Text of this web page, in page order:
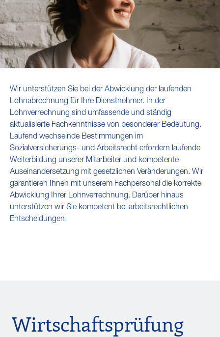
Wir unterstützen Sie bei der Abwicklung der laufenden
Lohnabrechnung für Ihre Dienstnehmer. In der
Lohnverrechnung sind umfassende und ständig
aktualisierte Fachkenntnisse von besonderer Bedeutung.
Laufend wechselnde Bestimmungen im
Sozialversicherungs- und Arbeitsrecht erfordern laufende
Weiterbildung unserer Mitarbeiter und kompetente
Auseinandersetzung mit gesetzlichen Veränderungen. Wir
garantieren Ihnen mit unserem Fachpersonal die korrekte
Abwicklung Ihrer Lohnverrechnung. Darüber hinaus
unterstützen wir Sie kompetent bei arbeitsrechtlichen
Entscheidungen.
Wirtschaftsprüfung